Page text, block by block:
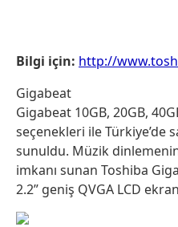
Bilgi için: http://
Gigabeat
Gigabeat 10GB, 20GB,
seçenekleri ile Türkiye’de
sunuldu. Müzik
imkanı sunan Toshiba
2.2” geniş QVGA LCD